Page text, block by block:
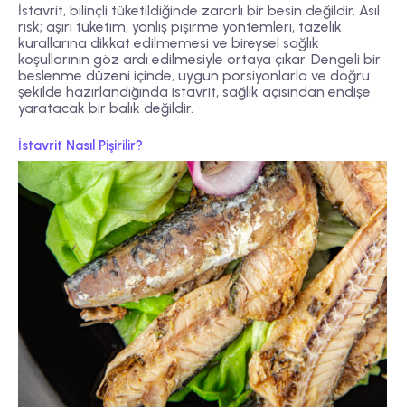
İstavrit, bilinçli tüketildiğinde zararlı bir besin değildir. Asıl
risk; aşırı tüketim, yanlış pişirme yöntemleri, tazelik
kurallarına dikkat edilmemesi ve bireysel sağlık
koşullarının göz ardı edilmesiyle ortaya çıkar. Dengeli bir
beslenme düzeni içinde, uygun porsiyonlarla ve doğru
şekilde hazırlandığında istavrit, sağlık açısından endişe
yaratacak bir balık değildir.
İstavrit Nasıl Pişirilir?